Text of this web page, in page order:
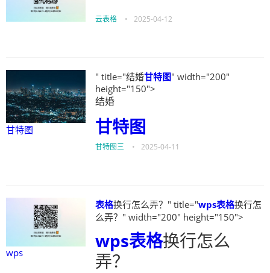
云表格 • 2025-04-12
甘特图
" title="结婚甘特图" width="200"
height="150">
结婚
甘特图
甘特图三 • 2025-04-11
wps
表格换行怎么弄？" title="wps表格换行怎
么弄？" width="200" height="150">
wps表格换行怎么
弄？